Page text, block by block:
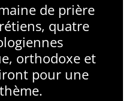
de prière
quatre
orthodoxe et
pour une